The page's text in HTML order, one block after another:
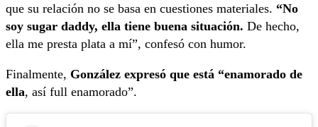
que su relación no se basa en cuestiones materiales. “No
soy sugar daddy, ella tiene buena situación. De hecho,
ella me presta plata a mí”, confesó con humor.
Finalmente, González expresó que está “enamorado de
ella, así full enamorado”.